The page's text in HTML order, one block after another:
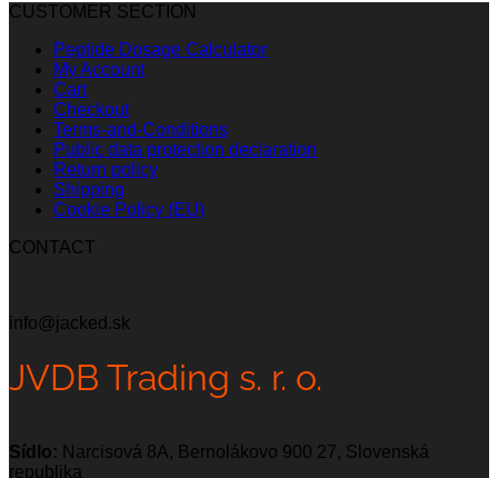
CUSTOMER SECTION
Peptide Dosage Calculator
My Account
Cart
Checkout
Terms-and-Conditions
Public data protection declaration
Return policy
Shipping
Cookie Policy (EU)
CONTACT
info@jacked.sk
JVDB Trading s. r. o.
Sídlo: Narcisová 8A, Bernolákovo 900 27, Slovenská
republika